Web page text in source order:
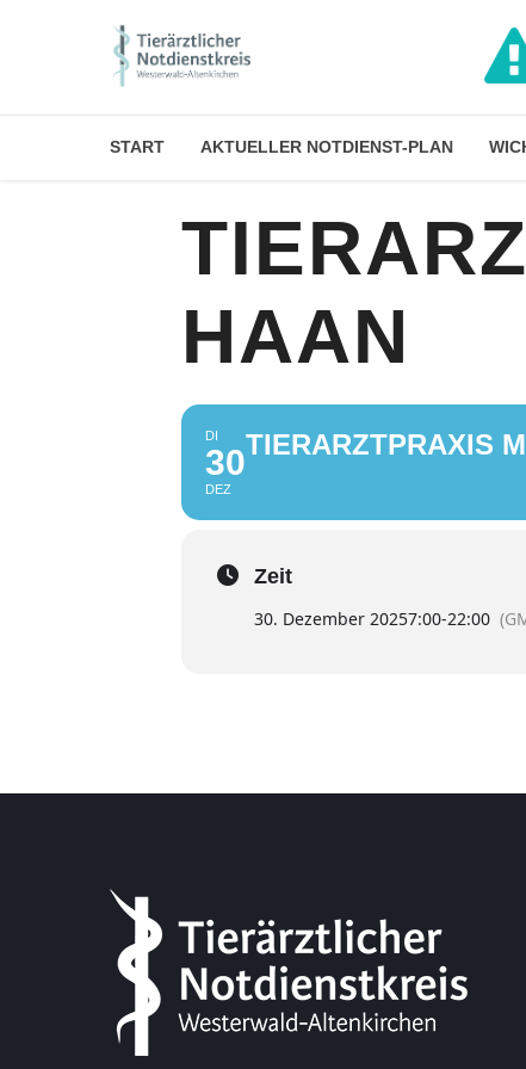
START AKTUELLER NOTDIENST-PLAN
HAAN
DI
30
DEZ
TIERARZTPRAXIS
Zeit
30. Dezember 20257:00-22:00